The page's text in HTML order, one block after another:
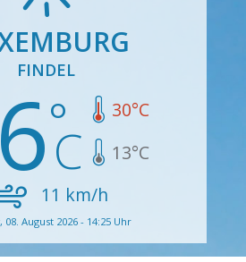
FINDEL
30°C
13°C
11 km/h
08. August 2026 - 14:25 Uhr